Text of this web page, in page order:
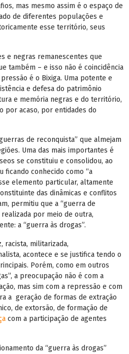
mas mesmo assim é o espaço de
de diferentes populações e
esse território, seus
e negras remanescentes que
também – e isso não é coincidência
é o Bixiga. Uma potente e
e defesa do patrimônio
e memória negras e do território,
por acaso, por entidades do
de reconquista” que almejam
Uma das mais importantes é
se constituiu e consolidou, ao
ficando conhecido como “a
elemento particular, altamente
das dinâmicas e conflitos
permitiu que a “guerra de
por meio de outra,
a “guerra às drogas”.
racista, militarizada,
acontece e se justifica tendo o
Porém, como em outros
a preocupação não é com a
mas sim com a repressão e com
a geração de formas de extração
de extorsão, de formação de
com a participação de agentes
da “guerra às drogas”